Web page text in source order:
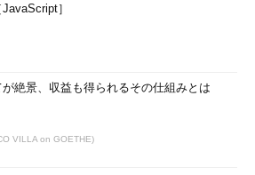
］
絶景、収益も得られるその仕組みとは
VILLA on GOETHE)